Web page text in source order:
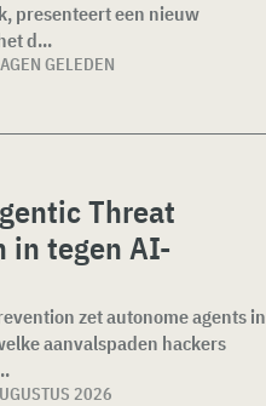
presenteert een nieuw
d...
GELEDEN
Threat
in tegen AI-
zet autonome agents in
aanvalspaden hackers
2026